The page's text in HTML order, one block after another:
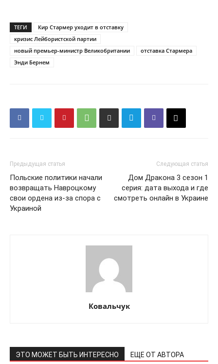
ПОДПИСАТЬСЯ СЕЙЧАС
О нас
ТЕГИ
Кир Стармер уходит в отставку
кризис Лейбористской партии
новый премьер-министр Великобритании
отставка Стармера
Энди Бернем
Предыдущая статья
Польские политики начали
возвращать Навроцкому
свои ордена из-за спора с
Украиной
Следующая статья
Дом Дракона 3 сезон 1
серия: дата выхода и где
смотреть онлайн в Украине
Ковальчук
ЭТО МОЖЕТ БЫТЬ ИНТЕРЕСНО ЕЩЕ ОТ АВТОРА